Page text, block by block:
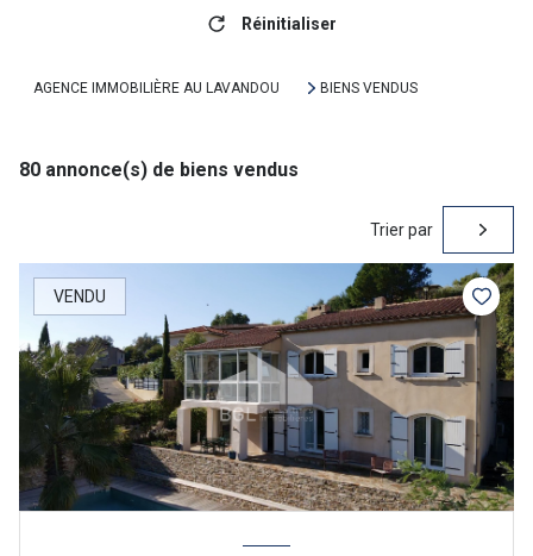
Réinitialiser
AGENCE IMMOBILIÈRE AU LAVANDOU BIENS VENDUS
80 annonce(s) de biens vendus
Trier par
VENDU